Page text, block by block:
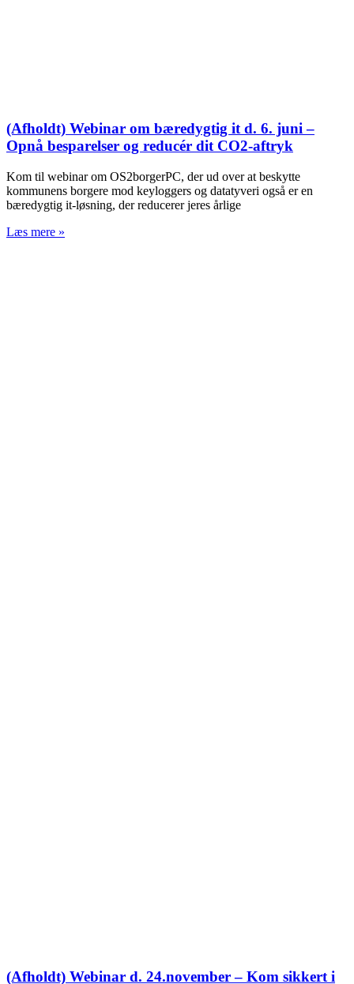
(Afholdt) Webinar om bæredygtig it d. 6. juni –
Opnå besparelser og reducér dit CO2-aftryk
Kom til webinar om OS2borgerPC, der ud over at beskytte
kommunens borgere mod keyloggers og datatyveri også er en
bæredygtig it-løsning, der reducerer jeres årlige
Læs mere »
(Afholdt) Webinar d. 24.november – Kom sikkert i